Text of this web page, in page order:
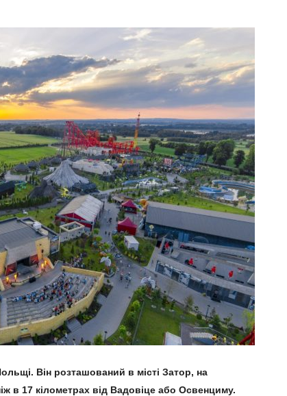
Вiн розташований в місті Затор, на
в 17 кілометрах від Вадовіце або Освенциму.